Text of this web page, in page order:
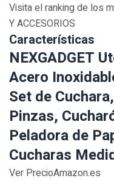
Visita el ranking de los
Y ACCESORIOS
Características
NEXGADGET
Acero
Set de
Pinzas,
Peladora de
Cucharas
Ver PrecioAmazon.es